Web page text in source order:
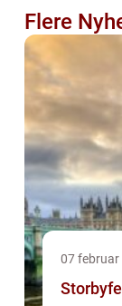
Flere
07 februar